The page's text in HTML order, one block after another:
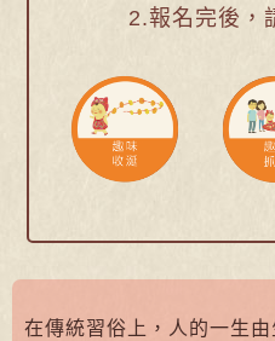
2.報名完後，
在傳統習俗上，人的一生